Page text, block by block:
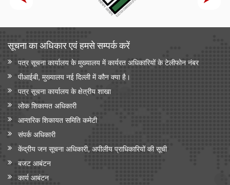
सूचना का अधिकार एवं हमसे सम्‍पर्क करें
पत्र सूचना कार्यालय के मुख्यालय में कार्यरत अधिकारियों के टेलीफोन नंबर
पीआईबी, मुख्यालय नई दिल्ली में कौन क्या है।
पत्र सूचना कार्यालय के क्षेत्रीय शाखा
लोक शिकायत अधिकारी
आन्‍तरिक शिकायत समिति कमेटी
संपर्क अधिकारी
केंद्रीय जन सूचना अधिकारी, अपीलीय प्राधिकारियों की सूची
बजट आबंटन
कार्य आबंटन